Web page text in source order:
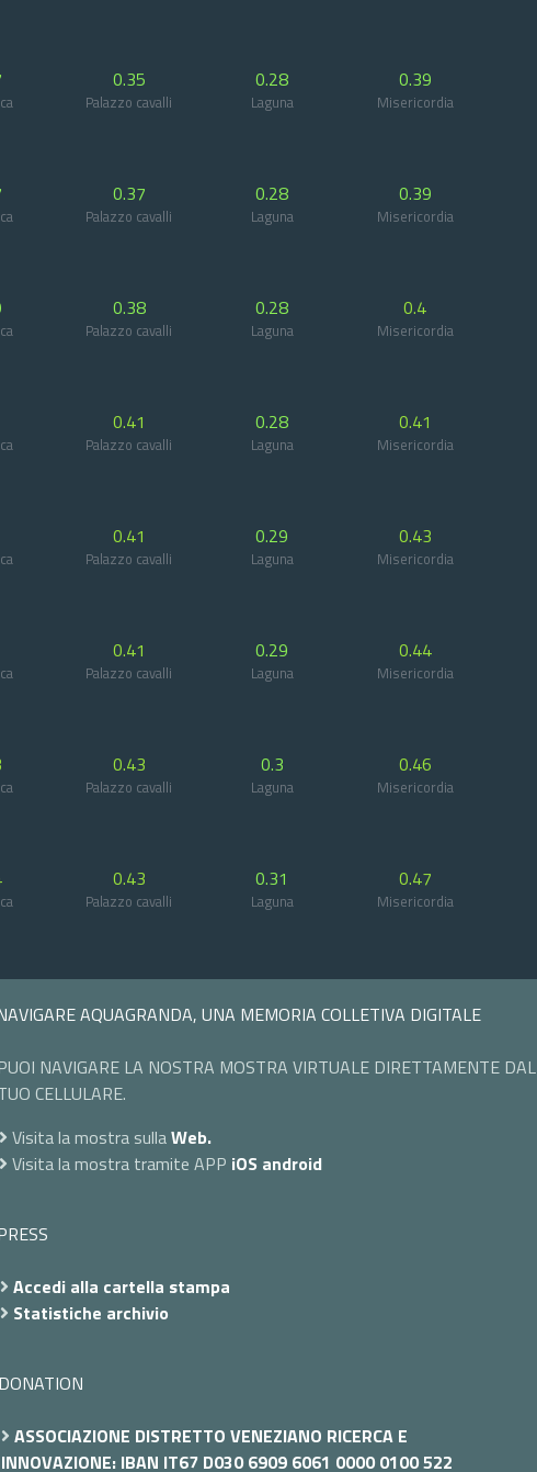
0.35
Palazzo cavalli
0.28
Laguna
0.39
Misericordia
0.37
Palazzo cavalli
0.28
Laguna
0.39
Misericordia
0.38
Palazzo cavalli
0.28
Laguna
0.4
Misericordia
0.41
Palazzo cavalli
0.28
Laguna
0.41
Misericordia
0.41
Palazzo cavalli
0.29
Laguna
0.43
Misericordia
0.41
Palazzo cavalli
0.29
Laguna
0.44
Misericordia
0.43
Palazzo cavalli
0.3
Laguna
0.46
Misericordia
0.43
Palazzo cavalli
0.31
Laguna
0.47
Misericordia
AQUAGRANDA, UNA MEMORIA COLLETIVA DIGITALE
NAVIGARE LA NOSTRA MOSTRA VIRTUALE DIRETTAMENTE DAL
CELLULARE.
Visita la mostra sullaWeb.
Visita la mostra tramite APP iOS android
Accedi alla cartella stampa
Statistiche archivio
DONATION
ASSOCIAZIONE DISTRETTO VENEZIANO RICERCA E
INNOVAZIONE: IBAN IT67 D030 6909 6061 0000 0100 522